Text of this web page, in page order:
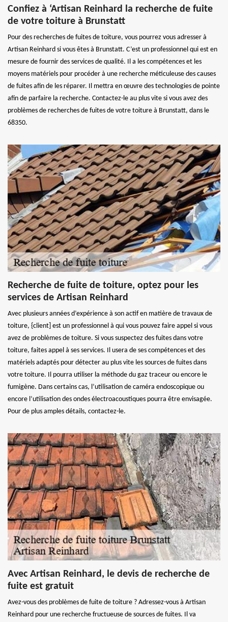
Confiez à ‘Artisan Reinhard la recherche de fuite
de votre toiture à Brunstatt
Pour des recherches de fuites de toiture, vous pourrez vous adresser à
Artisan Reinhard si vous êtes à Brunstatt. C’est un professionnel qui est en
mesure de fournir des services de qualité. Il a les compétences et les
moyens matériels pour procéder à une recherche méticuleuse des causes
de fuites afin de les réparer. Il mettra en œuvre des technologies de pointe
afin de parfaire la recherche. Contactez-le au plus vite si vous avez des
problèmes de recherches de fuites de votre toiture à Brunstatt, dans le
68350.
Recherche de fuite de toiture, optez pour les
services de Artisan Reinhard
Avec plusieurs années d’expérience à son actif en matière de travaux de
toiture, {client] est un professionnel à qui vous pouvez faire appel si vous
avez de problèmes de toiture. Si vous suspectez des fuites dans votre
toiture, faites appel à ses services. Il usera de ses compétences et des
matériels adaptés pour détecter au plus vite les sources de fuites dans
votre toiture. Il pourra utiliser la méthode du gaz traceur ou encore le
fumigène. Dans certains cas, l’utilisation de caméra endoscopique ou
encore l’utilisation des ondes électroacoustiques pourra être envisagée.
Pour de plus amples détails, contactez-le.
Avec Artisan Reinhard, le devis de recherche de
fuite est gratuit
Avez-vous des problèmes de fuite de toiture ? Adressez-vous à Artisan
Reinhard pour une recherche fructueuse de sources de fuites. Il va